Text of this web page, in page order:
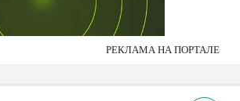
РЕКЛАМА НА ПОРТАЛЕ